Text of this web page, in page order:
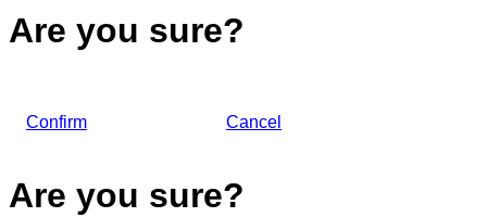
Are you sure?
Confirm Cancel
Are you sure?